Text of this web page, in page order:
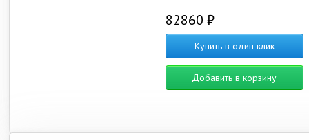
82860 ₽
Купить в один клик
Добавить в корзину